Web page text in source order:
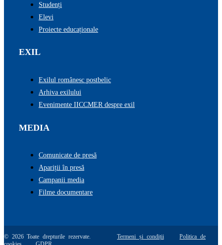
Studenți
Elevi
Proiecte educaționale
EXIL
Exilul românesc postbelic
Arhiva exilului
Evenimente IICCMER despre exil
MEDIA
Comunicate de presă
Apariții în presă
Campanii media
Filme documentare
© 2026 Toate drepturile rezervate.Termeni și condiții
Politica de